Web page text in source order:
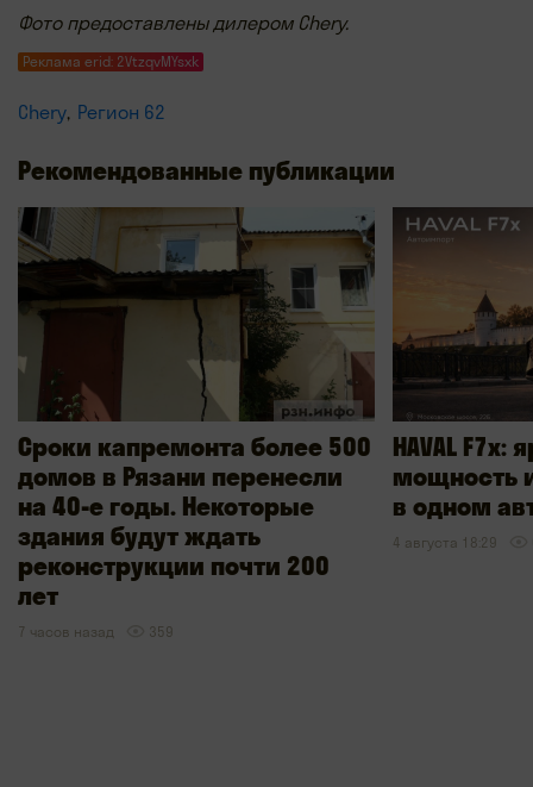
Фото предоставлены дилером Chery.
Реклама erid: 2VtzqvMYsxk
Chery Регион 62
Рекомендованные публикации
Сроки капремонта более 500
домов в Рязани перенесли
на 40-е годы. Некоторые
здания будут ждать
реконструкции почти 200
лет
7 часов назад 359
HAVAL F7x:
мощность
в одном
4 августа 18:29